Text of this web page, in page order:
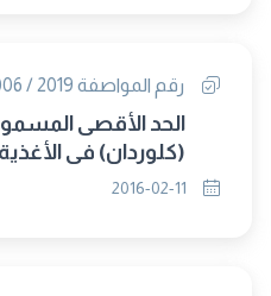
رقم المواصفة 2019 / 2006
الحد الأقصى
(كلوردان) فى